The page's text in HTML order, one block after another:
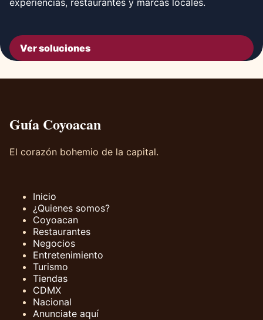
Ver soluciones
Guía Coyoacan
El corazón bohemio de la capital.
Inicio
¿Quienes somos?
Coyoacan
Restaurantes
Negocios
Entretenimiento
Turismo
Tiendas
CDMX
Nacional
Anunciate aquí